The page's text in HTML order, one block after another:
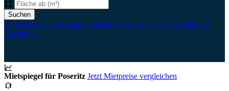
Suchen
Kostenlose Suchanzeige erstellen Lieber kaufen? Immobilien in
Poseritz →
Mietspiegel für Poseritz Jetzt Mietpreise vergleichen